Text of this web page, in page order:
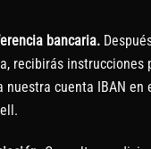
bancaria.
recibirás instrucciones
nuestra cuenta IBAN en